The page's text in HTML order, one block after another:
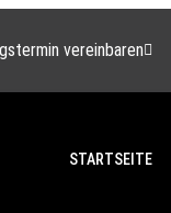
vereinbaren
STARTSEITE